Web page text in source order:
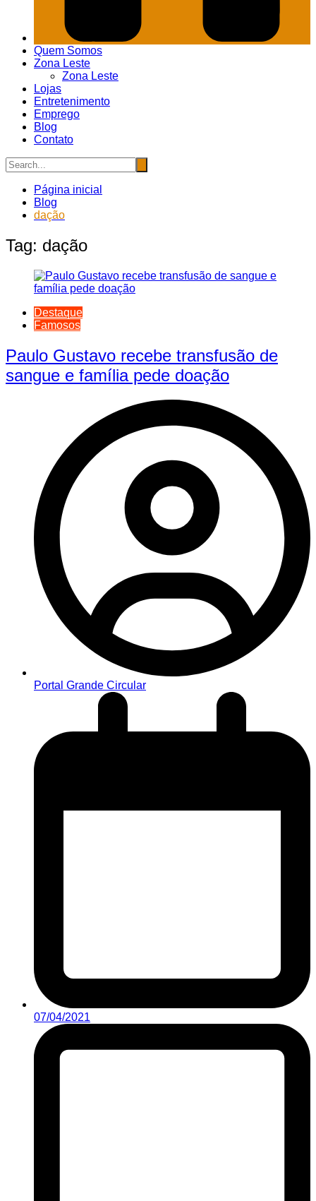
Quem Somos
Zona Leste
Zona Leste
Lojas
Entretenimento
Emprego
Blog
Contato
Página inicial
Blog
dação
Tag: dação
Destaque
Famosos
Paulo Gustavo recebe transfusão de
sangue e família pede doação
Portal Grande Circular
07/04/2021